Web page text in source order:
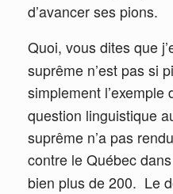
d’avancer ses pions.
Quoi, vous dites que
suprême n’est pas si
simplement
question linguistique
suprême n’a pas
contre le Québec
bien plus de 200. Le